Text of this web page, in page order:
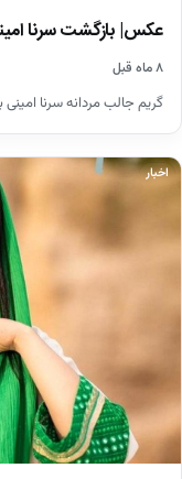
عکس| بازگشت سرنا
۸ ماه قبل
گریم جالب مردانه سرنا امینی
اخبار